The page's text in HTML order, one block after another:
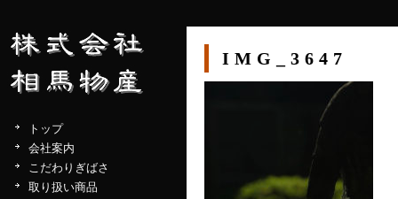
トップ
会社案内
こだわりぎばさ
取り扱い商品
IMG_3647